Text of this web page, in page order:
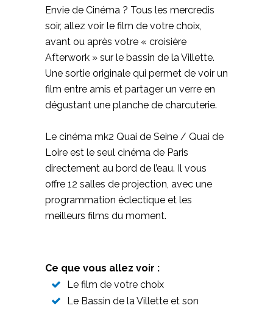
Envie de Cinéma ? Tous les mercredis
soir, allez voir le film de votre choix,
avant ou après votre « croisière
Afterwork » sur le bassin de la Villette.
Une sortie originale qui permet de voir un
film entre amis et partager un verre en
dégustant une planche de charcuterie.
Le cinéma mk2 Quai de Seine / Quai de
Loire est le seul cinéma de Paris
directement au bord de l’eau. Il vous
offre 12 salles de projection, avec une
programmation éclectique et les
meilleurs films du moment.
Ce que vous allez voir :
Le film de votre choix
Le Bassin de la Villette et son